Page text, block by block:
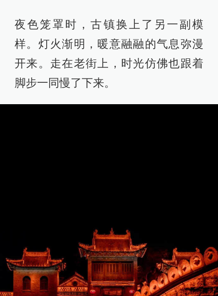
夜色笼罩时，古镇换上了另一副模
样。灯火渐明，暖意融融的气息弥漫
开来。走在老街上，时光仿佛也跟着
脚步一同慢了下来。